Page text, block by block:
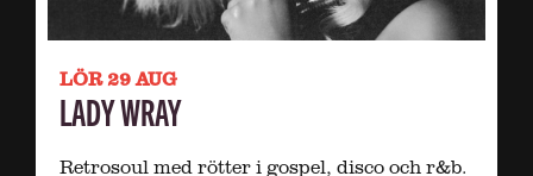
LÖR 29 AUG
LADY WRAY
Retrosoul med rötter i gospel, disco och r&b.